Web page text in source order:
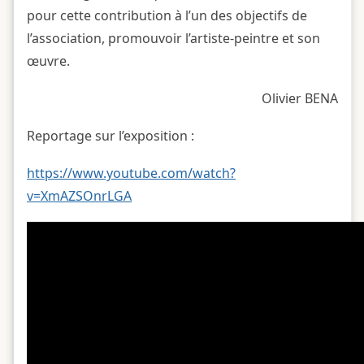
pour cette contribution à l’un des objectifs de
l’association, promouvoir l’artiste-peintre et son
œuvre.
Olivier BENA
Reportage sur l’exposition :
https://www.youtube.com/watch?
v=XmAZSOnrLGA